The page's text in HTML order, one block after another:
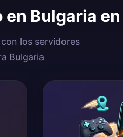
en Bulgaria
los servidores
Bulgaria